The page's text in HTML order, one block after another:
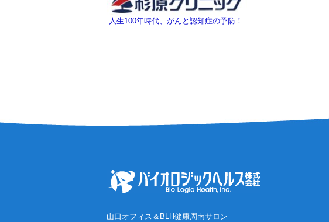
人生100年時代、がんと認知症の予防！
山口オフィス＆BLH健康周南サロン